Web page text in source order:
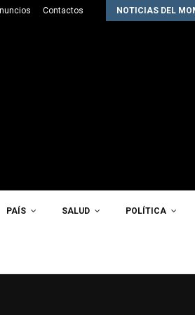
Contactos NOTICIAS DEL
Paz enviará a la…
PAÍS SALUD POLÍTICA